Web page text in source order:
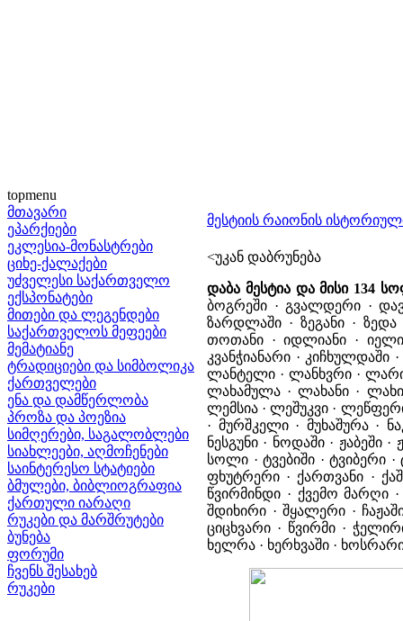
topmenu
მთავარი
ეპარქიები
ეკლესია-მონასტრები
ციხე-ქალაქები
უძველესი საქართველო
ექსპონატები
მითები და ლეგენდები
საქართველოს მეფეები
მემატიანე
ტრადიციები და სიმბოლიკა
ქართველები
ენა და დამწერლობა
პროზა და პოეზია
სიმღერები, საგალობლები
სიახლეები, აღმოჩენები
საინტერესო სტატიები
ბმულები, ბიბლიოგრაფია
ქართული იარაღი
რუკები და მარშრუტები
ბუნება
ფორუმი
ჩვენს შესახებ
რუკები
მესტიის რაიონის
<უკან დაბრუნება
დაბა მესტია და მისი 134
ბოგრეში · გვალდერი ·
ზარდლაში · ზეგანი ·
თოთანი · იდლიანი · იელი
კვანჭიანარი ·
ლანტელი · ლანხვრი ·
ლახამულა · ლახანი ·
ლემსია · ლეშუკვი ·
· მურშკელი · მუხაშურა ·
ნესგუნი · ნოდაში · ჟაბეში
სოლი · ტვებიში · ტვიბერი
ფხუტრერი · ქართვანი ·
წვირმინდი · ქვემო მარღი
შდიხირი · შყალერი ·
ციცხვარი · წვირმი ·
ხელრა · ხერხვაში ·